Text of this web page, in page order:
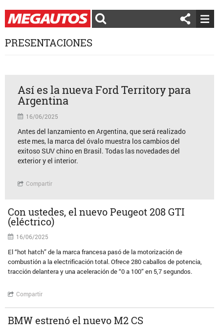
PRESENTACIONES
Así es la nueva Ford Territory para
Argentina
16/06/2025
Antes del lanzamiento en Argentina, que será realizado
este mes, la marca del óvalo muestra los cambios del
exitoso SUV chino en Brasil. Todas las novedades del
exterior y el interior.
Compartir
Con ustedes, el nuevo Peugeot 208 GTI
(eléctrico)
16/06/2025
El “hot hatch” de la marca francesa pasó de la motorización de
combustión a la electrificación total. Ofrece 280 caballos de potencia,
tracción delantera y una aceleración de “0 a 100” en 5,7 segundos.
Compartir
BMW estrenó el nuevo M2 CS